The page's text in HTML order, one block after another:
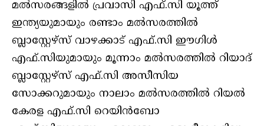
മല്‍സരങ്ങളില്‍ പ്രവാസി എഫ്.സി യൂത്ത്
ഇന്ത്യയുമായും രണ്ടാം മല്‍സരത്തില്‍
ബ്ലാസ്റ്റേഴ്‌സ് വാഴക്കാട് എഫ്.സി ഈഗിള്‍
എഫ്.സിയുമായും മൂന്നാം മല്‍സരത്തില്‍ റിയാദ്
ബ്ലാസ്റ്റേഴ്‌സ് എഫ്.സി അസീസിയ
സോക്കറുമായും നാലാം മല്‍സരത്തില്‍ റിയല്‍
കേരള എഫ്.സി റെയിന്‍ബോ